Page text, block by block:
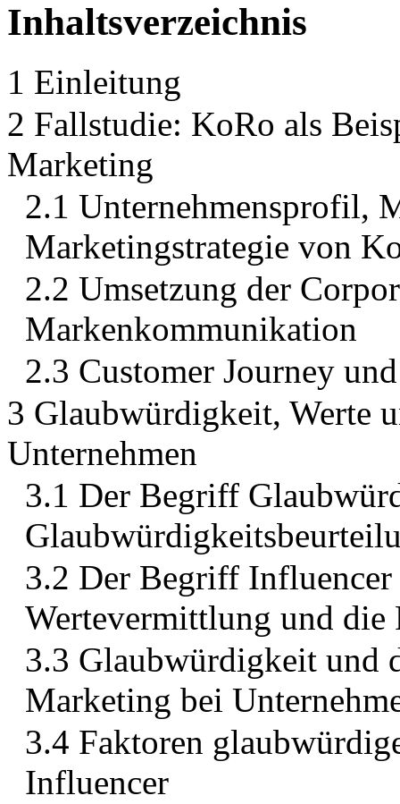
Inhaltsverzeichnis
1 Einleitung
2 Fallstudie: KoRo als
Marketing
2.1 Unternehmensprofil,
Marketingstrategie von
2.2 Umsetzung der
Markenkommunikation
2.3 Customer Journey
3 Glaubwürdigkeit, Werte
Unternehmen
3.1 Der Begriff
3.2 Der Begriff
Wertevermittlung und die
3.3 Glaubwürdigkeit und
Marketing bei
3.4 Faktoren
Influencer